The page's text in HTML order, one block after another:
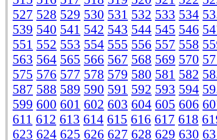
527 528 529 530 531 532 533 534
539 540 541 542 543 544 545 546
551 552 553 554 555 556 557 558
563 564 565 566 567 568 569 570
575 576 577 578 579 580 581 582
587 588 589 590 591 592 593 594
599 600 601 602 603 604 605 606
611 612 613 614 615 616 617 618
623 624 625 626 627 628 629 630